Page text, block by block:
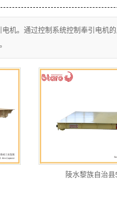
机。通过控制系统控制奉引电机
陵水黎族自治